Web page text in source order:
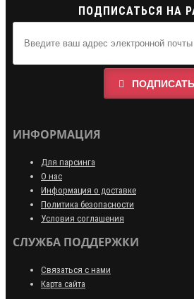
ПОДПИСАТЬСЯ НА
ИНФОРМАЦИЯ
Для парсинга
О нас
Информация о доставке
Политика безопасности
Условия соглашения
СЛУЖБА ПОДДЕРЖКИ
Связаться с нами
Карта сайта